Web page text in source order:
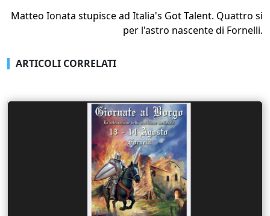
Matteo Ionata stupisce ad Italia's Got Talent. Quattro si
per l'astro nascente di Fornelli.
ARTICOLI CORRELATI